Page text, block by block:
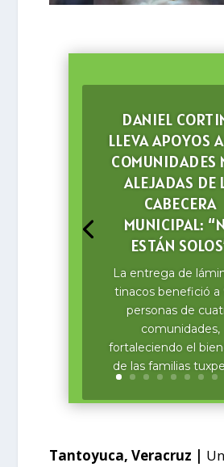
DANIEL
LLEVA APOYOS
COMUNIDADES
ALEJADAS DE
CABECERA
MUNICIPAL:
ESTÁN
La entrega de
tinacos benefició a
personas de
comunidades,
fortaleciendo el
de las familias
Tantoyuca, Veracruz |